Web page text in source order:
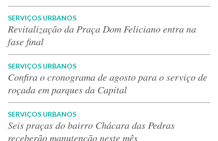
SERVIÇOS URBANOS
Revitalização da Praça Dom Feliciano entra na
fase final
SERVIÇOS URBANOS
Confira o cronograma de agosto para o serviço de
roçada em parques da Capital
SERVIÇOS URBANOS
Seis praças do bairro Chácara das Pedras
receberão manutenção neste mês